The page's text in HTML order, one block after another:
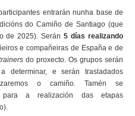
entrarán nunha base de
do Camiño de Santiago (que
de 2025). Serán5 días realizando
e compañeiras de España e de
do proxecto. Os grupos serán
determinar, e serán trasladados
o camiño. Tamén se
para a realización das etapas